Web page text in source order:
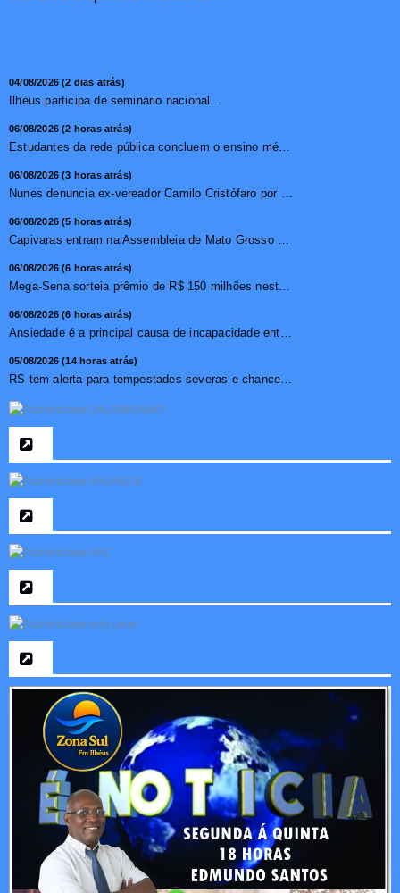
04/08/2026 (2 dias atrás)
06/08/2026 (2 horas atrás)
06/08/2026 (3 horas atrás)
06/08/2026 (5 horas atrás)
06/08/2026 (6 horas atrás)
06/08/2026 (6 horas atrás)
05/08/2026 (14 horas atrás)